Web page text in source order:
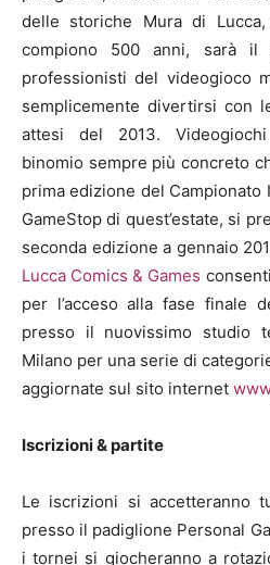
delle storiche Mura di Lucca,
compiono 500 anni, sarà
professionisti del videogioco
semplicemente divertirsi con
attesi del 2013.
binomio sempre più concreto
prima edizione del Campionato
GameStop di quest’estate, si
seconda edizione a gennaio
Lucca Comics & Games
per l’acceso alla fase finale
presso il nuovissimo studio
Milano per una serie di
aggiornate sul sito internet
Iscrizioni & partite
Le iscrizioni si accetteranno
presso il padiglione Personal
i tornei si giocheranno a